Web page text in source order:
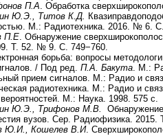
П.А. Обработка
Ю.Э., Титов К.Д.
М.: Радиотехника. 2016. № 6.
П.Е. Обнаружение
Т. 52. № 9. С. 749−760.
борьба: вопросы
/ Под ред. П.А. Бакута. М.:
прием сигналов. М.: Радио и
радиотехника. М.: Радио и
М.: Наука. 1998. 575 с.
Ю.Э., Трифонов М.В.
вузов. Сер. Радиофизика.
Ю.И., Кошелев В.И.